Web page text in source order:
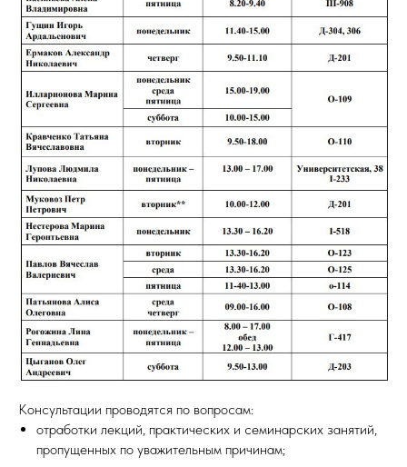
Консультации проводятся по вопросам:
отработки лекций, практических и семинарских занятий,
пропущенных по уважительным причинам;